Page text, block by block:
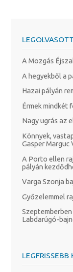
A Mozgás
A hegyekből a
Hazai pályán
Érmek mindkét
Nagy ugrás az
Könnyek,
Gasper Marguc
A Porto ellen
pályán
Varga Szonja
Győzelemmel
Labdarúgó-
LEGFRISSEBB